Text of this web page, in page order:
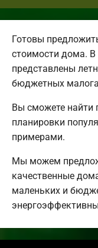
Готовы
стоимости дома. В
представлены
бюджетных
Вы сможете найти
планировки
примерами.
Мы можем
качественные
маленьких и